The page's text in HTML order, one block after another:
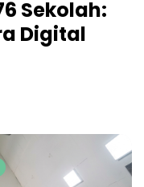
Sekolah:
Digital